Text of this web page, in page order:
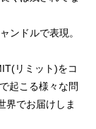
ンドルで表現。
リミット)をコ
起こる様々な問
界でお届けしま